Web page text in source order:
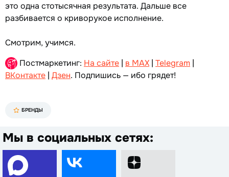
это одна стотысячная результата. Дальше все
разбивается о криворукое исполнение.
Смотрим, учимся.
Постмаркетинг: На сайте | в MAX | Telegram |
ВКонтакте | Дзен. Подпишись — ибо грядет!
БРЕНДЫ
Мы в социальных сетях: